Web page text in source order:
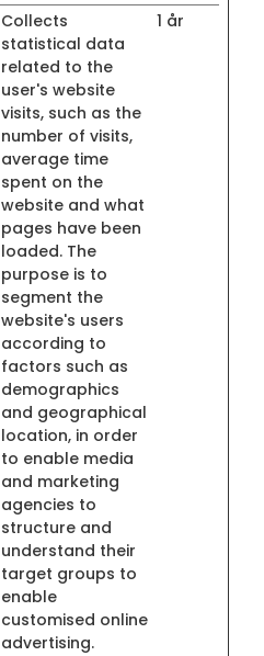
Collects
statistical data
related to the
user's website
visits, such as the
number of visits,
average time
spent on the
website and what
pages have been
loaded. The
purpose is to
segment the
website's users
according to
factors such as
demographics
and geographical
location, in order
to enable media
and marketing
agencies to
structure and
understand their
target groups to
enable
customised online
advertising.
1 år